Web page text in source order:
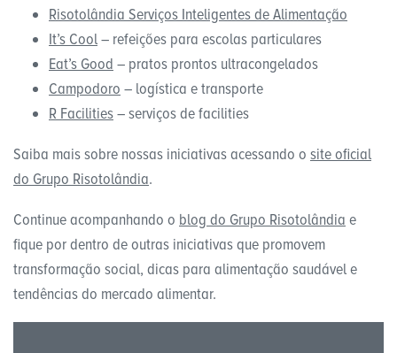
Risotolândia Serviços Inteligentes de Alimentação
It’s Cool– refeições para escolas particulares
Eat’s Good – pratos prontos ultracongelados
Campodoro – logística e transporte
R Facilities– serviços de facilities
Saiba mais sobre nossas iniciativas acessando o site oficial
do Grupo Risotolândia.
Continue acompanhando o blog do Grupo Risotolândia e
fique por dentro de outras iniciativas que promovem
transformação social, dicas para alimentação saudável e
tendências do mercado alimentar.